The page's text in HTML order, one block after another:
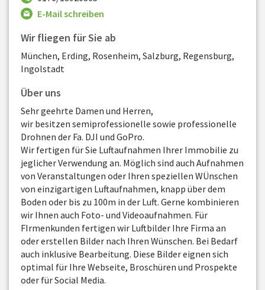
E-Mail schreiben
Wir fliegen für Sie ab
München, Erding, Rosenheim, Salzburg, Regensburg,
Ingolstadt
Über uns
Sehr geehrte Damen und Herren,
wir besitzen semiprofessionelle sowie professionelle
Drohnen der Fa. DJI und GoPro.
Wir fertigen für Sie Luftaufnahmen Ihrer Immobilie zu
jeglicher Verwendung an. Möglich sind auch Aufnahmen
von Veranstaltungen oder Ihren speziellen WÜnschen
von einzigartigen Luftaufnahmen, knapp über dem
Boden oder bis zu 100m in der Luft. Gerne kombinieren
wir Ihnen auch Foto- und Videoaufnahmen. Für
FIrmenkunden fertigen wir Luftbilder Ihre Firma an
oder erstellen Bilder nach Ihren Wünschen. Bei Bedarf
auch inklusive Bearbeitung. Diese Bilder eignen sich
optimal für Ihre Webseite, Broschüren und Prospekte
oder für Social Media.